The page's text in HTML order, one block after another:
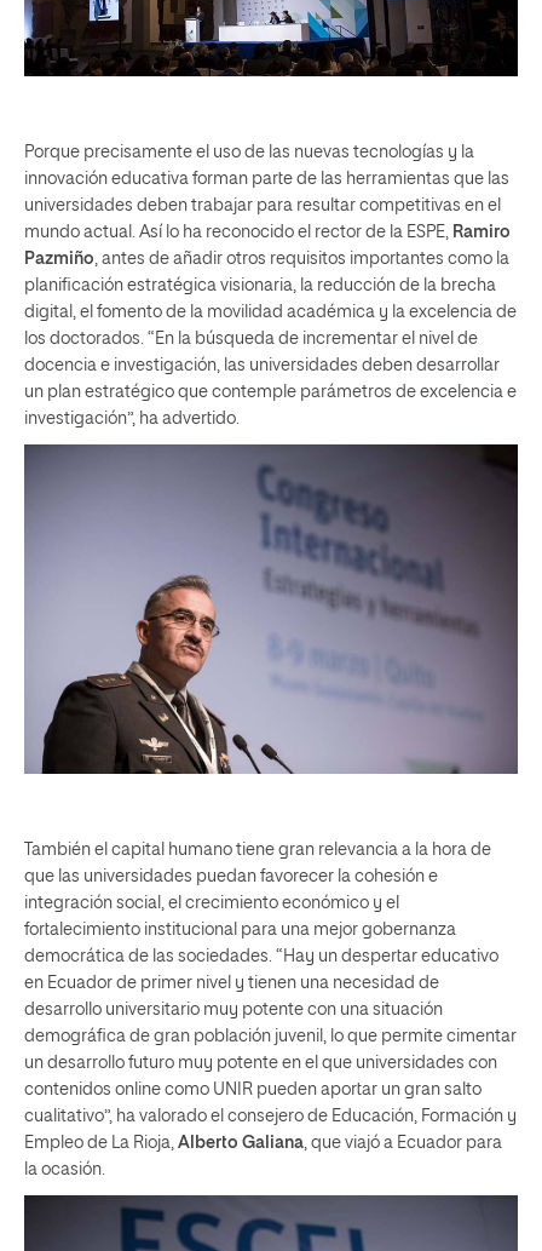
Porque precisamente el uso de las nuevas tecnologías y la
innovación educativa forman parte de las herramientas que las
universidades deben trabajar para resultar competitivas en el
mundo actual. Así lo ha reconocido el rector de la ESPE,
Ramiro
Pazmiño , antes de añadir otros requisitos importantes como la
planificación estratégica visionaria, la reducción de la brecha
digital, el fomento de la movilidad académica y la excelencia de
los doctorados. “En la búsqueda de incrementar el nivel de
docencia e investigación, las universidades deben desarrollar
un plan estratégico que contemple parámetros de excelencia e
investigación”, ha advertido.
También el capital humano tiene gran relevancia a la hora de
que las universidades puedan favorecer la cohesión e
integración social, el crecimiento económico y el
fortalecimiento institucional para una mejor gobernanza
democrática de las sociedades. “Hay un despertar educativo
en Ecuador de primer nivel y tienen una necesidad de
desarrollo universitario muy potente con una situación
demográfica de gran población juvenil, lo que permite cimentar
un desarrollo futuro muy potente en el que universidades con
contenidos online como UNIR pueden aportar un gran salto
cualitativo”, ha valorado el consejero de Educación, Formación y
Empleo de La Rioja, Alberto Galiana , que viajó a Ecuador para
la ocasión.